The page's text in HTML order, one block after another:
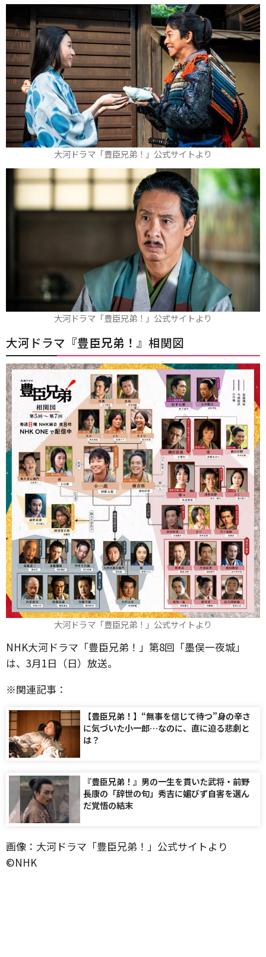
大河ドラマ「豊臣兄弟！」公式サイトより
大河ドラマ「豊臣兄弟！」公式サイトより
大河ドラマ『豊臣兄弟！ 』相関図
大河ドラマ「豊臣兄弟！」公式サイトより
NHK大河ドラマ「豊臣兄弟！」第8回「墨俣一夜城」
は、3月1日（日）放送。
※関連記事：
【豊臣兄弟！】“無事を信じて待つ”身の辛さ
に気づいた小一郎…なのに、直に迫る悲劇と
は？
『豊臣兄弟！』男の一生を貫いた武将・前野
長康の「辞世の句」秀吉に媚びず自害を選ん
だ覚悟の結末
画像：大河ドラマ「豊臣兄弟！」公式サイトより
©️NHK